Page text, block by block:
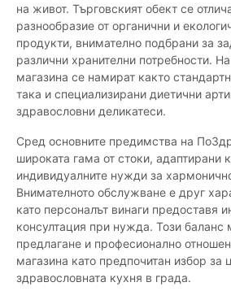
на живот. Търговският обект се
разнообразие от органични и
продукти, внимателно подбрани за
различни хранителни потребности.
магазина се намират както
така и специализирани диетични
здравословни деликатеси.
Сред основните предимства на
широката гама от стоки, адаптирани
индивидуалните нужди за
Внимателното обслужване е друг
като персоналът винаги предоставя
консултация при нужда. Този баланс
предлагане и професионално
магазина като предпочитан избор за
здравословната кухня в града.